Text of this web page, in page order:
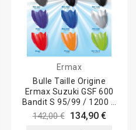
Ermax
Bulle Taille Origine
Ermax Suzuki GSF 600
Bandit S 95/99 / 1200 S
95/2000
142,00 € 134,90 €